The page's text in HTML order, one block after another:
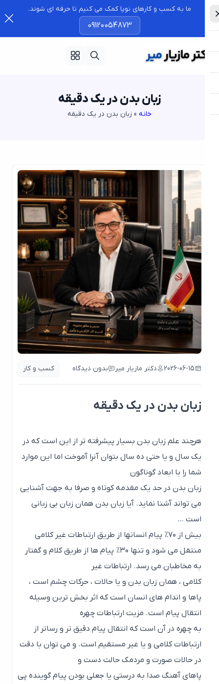
ما به کسب و کارهای نوپا کمک می کنیم تا حرفه ای شوند.
09120054873
زبان بدن در یک دقیقه
»زبان بدن در یک دقیقه
2026-06-15 دکتر مازیار میر بدون دیدگاه کسب و کار
زبان بدن در یک دقیقه
هرچند علم زبان بدن بسیار پیشرفته تر از این است که در
یک سال و یا حتی ده سال بتوان آنرا آموخت اما این موارد
شما را با ابعاد گوناگون
زبان بدن در حد یک مقدمه کوتاه و صرفا به جهت آشنایی
می تواند آشنا نماید. آیا زبان بدن همان زبان بی زبانی
است …
بیش از ۷۰% پیام انسانها از طریق ارتباطات غیر کلامی
منتقل می شود و تنها ۳۰% پیام ها از طریق کلام و گفتار
به مخاطبان می رسد. ارتباطات غیر
کلامی ، همان زبان بدن و یا حالات ، حرکات چشم است ،
پاها و اندام های انسان است که اثر بخش ترین وسیله
انتقال پیام است. مزیت ارتباطات چهره
به چهره در آن است که انتقال پیام دقیق تر و رساتر از
ارتباطات کلامی و یا غیر مستقیم است. و می توان با دقت
در حالات صورت و مردمک حالت دست و
پاهای آهنگ صدا به درستی یا جعلی بودن پیام گوینده پی